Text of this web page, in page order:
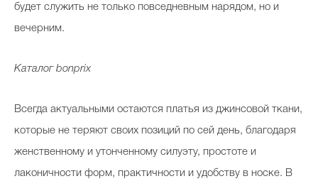
будет служить не только повседневным нарядом, но и
вечерним.
Каталог bonprix
Всегда актуальными остаются платья из джинсовой ткани,
которые не теряют своих позиций по сей день, благодаря
женственному и утонченному силуэту, простоте и
лаконичности форм, практичности и удобству в носке. В